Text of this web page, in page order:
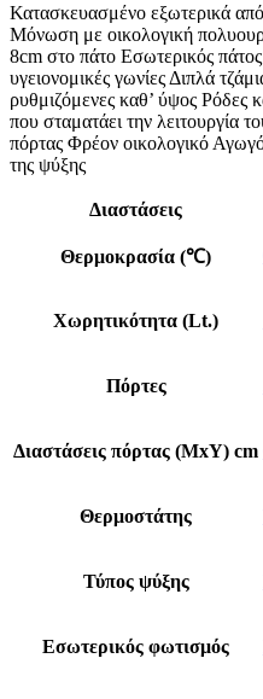
Κατασκευασμένο εξωτερικά
Μόνωση με οικολογική
8cm στο πάτο Εσωτερικός
υγειονομικές γωνίες Διπλά
ρυθμιζόμενες καθ’ ύψος Ρόδες
που σταματάει την λειτουργία
πόρτας Φρέον οικολογικό
της ψύξης
Διαστάσεις
Θερμοκρασία (℃)
Χωρητικότητα (Lt.)
Πόρτες
Διαστάσεις πόρτας (ΜxΥ) cm
Θερμοστάτης
Τύπος ψύξης
Εσωτερικός φωτισμός